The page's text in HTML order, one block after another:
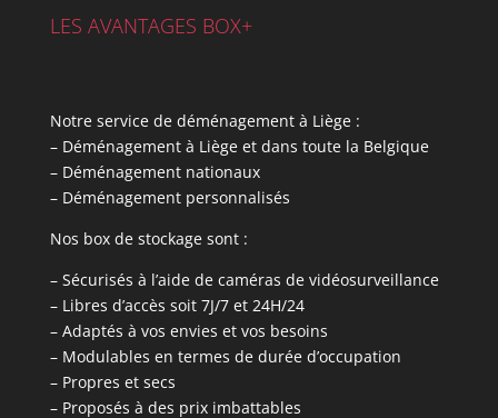
LES AVANTAGES BOX+
Notre service de déménagement à Liège :
– Déménagement à Liège et dans toute la Belgique
– Déménagement nationaux
– Déménagement personnalisés
Nos box de stockage sont :
– Sécurisés à l’aide de caméras de vidéosurveillance
– Libres d’accès soit 7J/7 et 24H/24
– Adaptés à vos envies et vos besoins
– Modulables en termes de durée d’occupation
– Propres et secs
– Proposés à des prix imbattables